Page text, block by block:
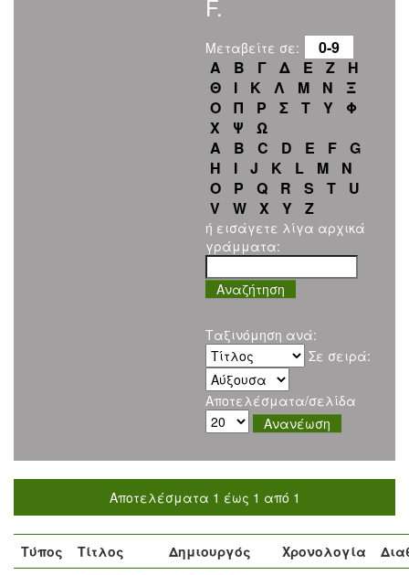
F.
Μεταβείτε σε:
0-9
Α
Β Γ Δ Ε Ζ
Η
Θ
Ι Κ Λ Μ Ν
Ξ
Ο
Π Ρ Σ Τ Υ
Φ
Χ
Ψ
Ω
A
B C D E F
G
H
I J K L M
N
O
P Q R S T
U
V
W X Y Z
ή εισάγετε λίγα αρχικά
γράμματα:
Ταξινόμηση ανά:
Σε σειρά:
Αποτελέσματα/σελίδα
Αποτελέσματα 1 έως 1 από 1
Τύπος Τίτλος Δημιουργός Χρονολογία